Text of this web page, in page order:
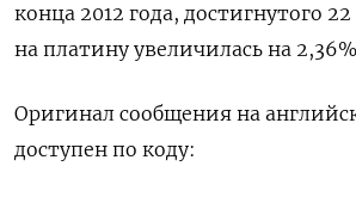
конца 2012 года, достигнутого
на платину увеличилась на
Оригинал сообщения на
доступен по коду: